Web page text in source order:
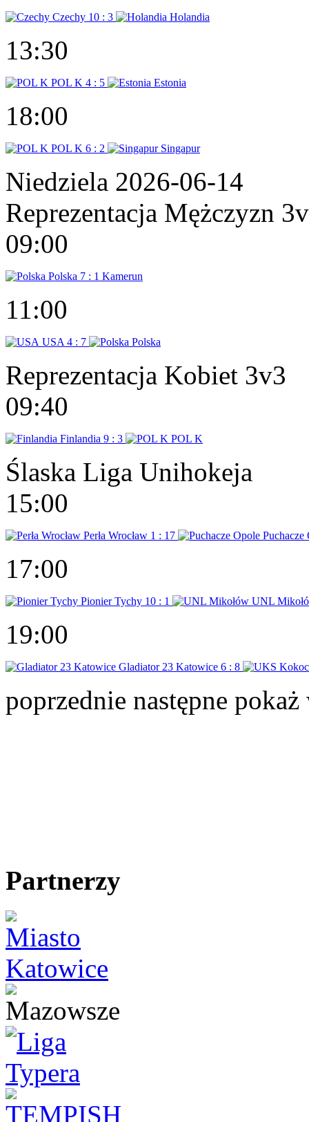
Czechy 10 : 3 Holandia
13:30
POL K 4 : 5 Estonia
18:00
POL K 6 : 2 Singapur
Niedziela 2026-06-14
Reprezentacja Mężczyzn
09:00
Polska 7 : 1 Kamerun
11:00
USA 4 : 7 Polska
Reprezentacja Kobiet 3v3
09:40
Finlandia 9 : 3 POL K
Ślaska Liga Unihokeja
15:00
Perła Wrocław 1 : 17 Puchacze
17:00
Pionier Tychy 10 : 1 UNL
19:00
Gladiator 23 Katowice 6 : 8
poprzednie następne pokaż
Partnerzy